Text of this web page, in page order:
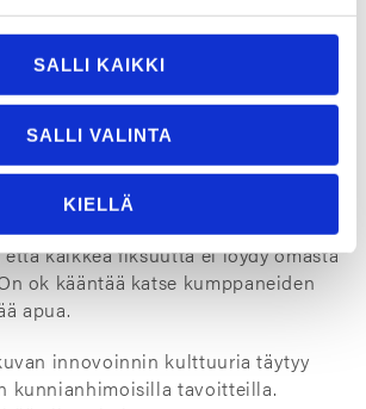
SALLI KAIKKI
SALLI VALINTA
KIELLÄ
lisänneet yhteistyötämme
korkeakouluyhteisön kanssa.
erilaiset lopputyöt, harjoittelut,
ja kokeilut ovat tuoneet meille
mahdollistanut monien uudistusten
todennäköisesti olisi olleet
ulkopuolista apua. Aika ajoin onkin
että kaikkea fiksuutta ei löydy omasta
ok kääntää katse kumppaneiden
apua.
innovoinnin kulttuuria täytyy
kunnianhimoisilla tavoitteilla.